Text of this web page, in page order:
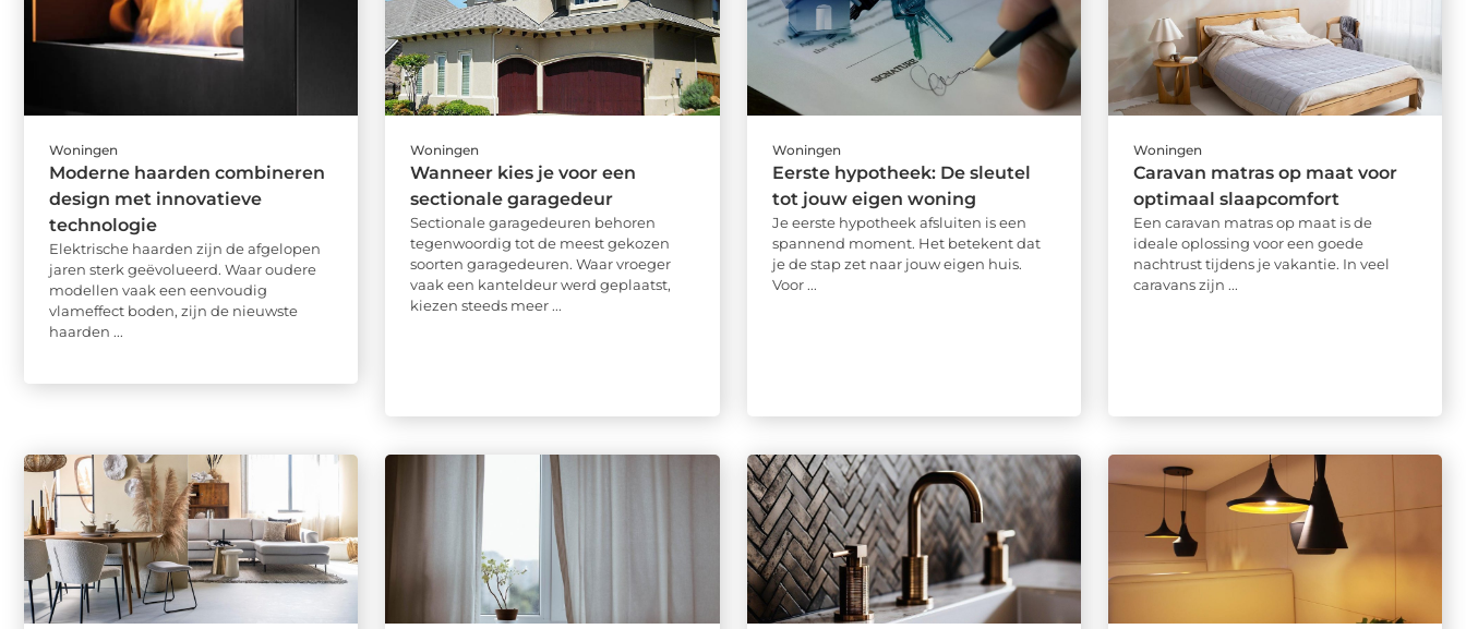
Woningen
Moderne haarden combineren
design met innovatieve
technologie
Elektrische haarden zijn de afgelopen
jaren sterk geëvolueerd. Waar oudere
modellen vaak een eenvoudig
vlameffect boden, zijn de nieuwste
haarden ...
Woningen
Wanneer kies je voor een
sectionale garagedeur
Sectionale garagedeuren behoren
tegenwoordig tot de meest gekozen
soorten garagedeuren. Waar vroeger
vaak een kanteldeur werd geplaatst,
kiezen steeds meer ...
Woningen
Eerste hypotheek: De sleutel
tot jouw eigen woning
Je eerste hypotheek afsluiten is een
spannend moment. Het betekent dat
je de stap zet naar jouw eigen huis.
Voor ...
Woningen
Caravan matras op maat voor
optimaal slaapcomfort
Een caravan matras op maat is de
ideale oplossing voor een goede
nachtrust tijdens je vakantie. In veel
caravans zijn ...